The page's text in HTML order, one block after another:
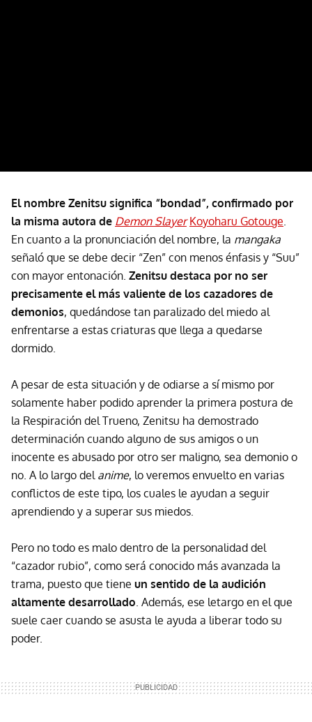
El nombre Zenitsu significa “bondad”, confirmado por
la misma autora de Demon Slayer Koyoharu Gotouge
En cuanto a la pronunciación del nombre, la mangaka
señaló que se debe decir “Zen” con menos énfasis y “Suu”
con mayor entonación. Zenitsu destaca por no ser
precisamente el más valiente de los cazadores de
demonios, quedándose tan paralizado del miedo al
enfrentarse a estas criaturas que llega a quedarse
dormido.
A pesar de esta situación y de odiarse a sí mismo por
solamente haber podido aprender la primera postura de
la Respiración del Trueno, Zenitsu ha demostrado
determinación cuando alguno de sus amigos o un
inocente es abusado por otro ser maligno, sea demonio o
no. A lo largo del anime, lo veremos envuelto en varias
conflictos de este tipo, los cuales le ayudan a seguir
aprendiendo y a superar sus miedos.
Pero no todo es malo dentro de la personalidad del
“cazador rubio”, como será conocido más avanzada la
trama, puesto que tiene un sentido de la audición
altamente desarrollado . Además, ese letargo en el que
suele caer cuando se asusta le ayuda a liberar todo su
poder.